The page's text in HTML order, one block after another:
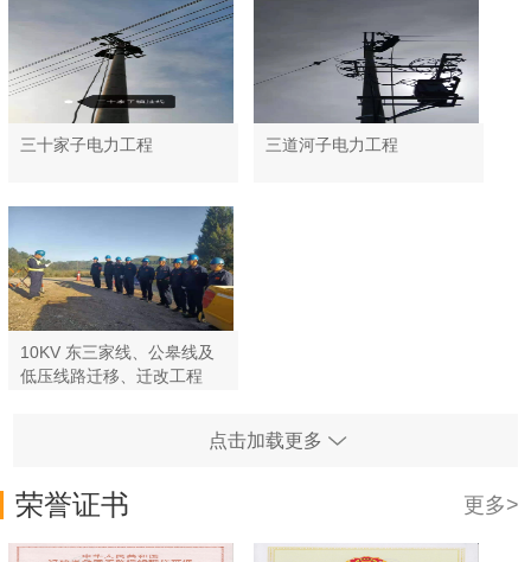
三十家子电力工程 三道河子电力工程
10KV 东三家线、公皋线及
低压线路迁移、迁改工程
点击加载更多
荣誉证书 更多>